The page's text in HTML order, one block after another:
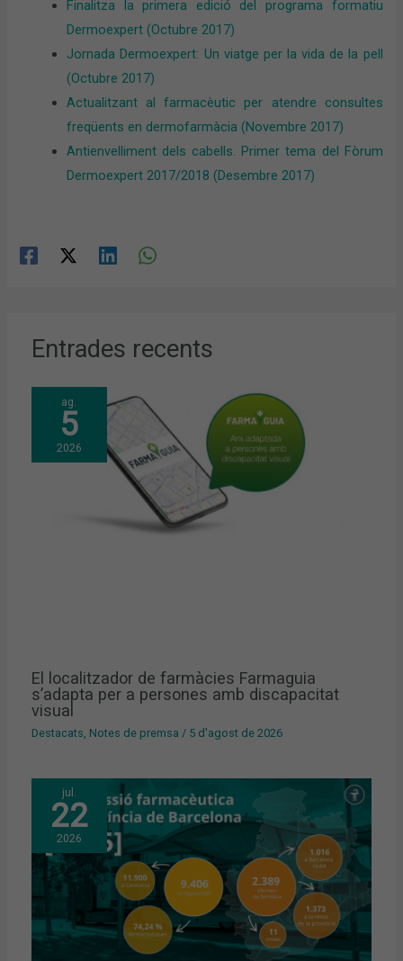
Finalitza la primera edició del programa formatiu
Dermoexpert (Octubre 2017)
Jornada Dermoexpert: Un viatge per la vida de la pell
(Octubre 2017)
Actualitzant al farmacèutic per atendre consultes
freqüents en dermofarmàcia (Novembre 2017)
Antienvelliment dels cabells. Primer tema del Fòrum
Dermoexpert 2017/2018 (Desembre 2017)
Entrades recents
ag.
5
2026
El localitzador de farmàcies Farmaguia
s’adapta per a persones amb discapacitat
visual
Destacats, Notes de premsa / 5 d'agost de 2026
jul.
22
2026